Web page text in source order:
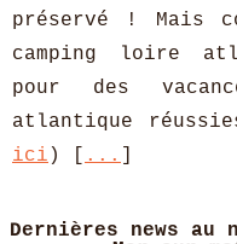
préservé ! Mais
camping loire
pour des
atlantique
ici ) [ ...
Dernières news au